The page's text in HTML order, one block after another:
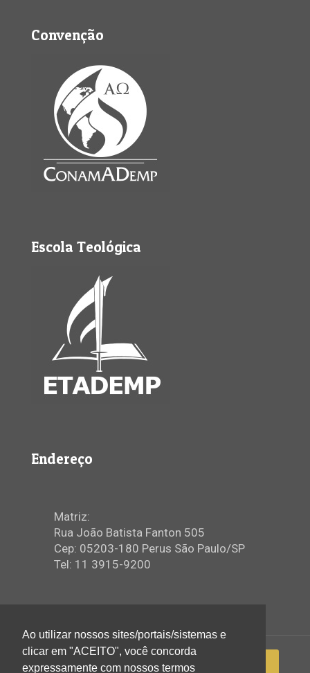
Convenção
Escola Teológica
Endereço
Matriz:
Rua João Batista Fanton 505
Cep: 05203-180 Perus São Paulo/SP
Tel: 11 3915-9200
Ao utilizar nossos sites/portais/sistemas e
clicar em "ACEITO", você concorda
expressamente com nossos termos